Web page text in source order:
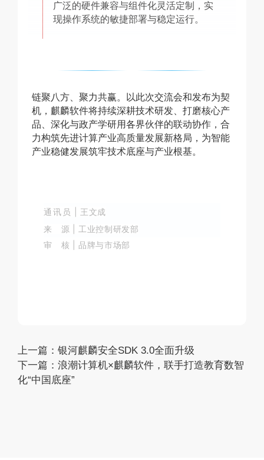
广泛的硬件兼容与组件化灵活定制，实
现操作系统的敏捷部署与稳定运行。
链聚八方、聚力共赢。以此次交流会和发布为契
机，麒麟软件将持续深耕技术研发、打磨核心产
品、深化与政产学研用各界伙伴的联动协作，合
力构筑先进计算产业高质量发展新格局，为智能
产业稳健发展筑牢技术底座与产业根基。
通讯员
| 王文成
来 源
工业控制研发部
审 核 | 品牌与市场部
上一篇： 银河麒麟安全SDK 3.0全面升级
下一篇： 浪潮计算机×麒麟软件，联手打造教育数智
化“中国底座”